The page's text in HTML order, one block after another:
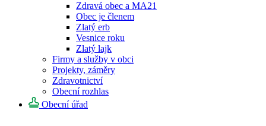
Zdravá obec a MA21
Obec je členem
Zlatý erb
Vesnice roku
Zlatý lajk
Firmy a služby v obci
Projekty, záměry
Zdravotnictví
Obecní rozhlas
Obecní úřad